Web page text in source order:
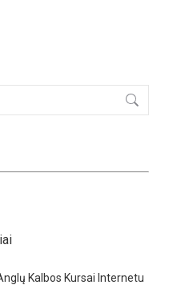
Kalbos Kursai Internetu